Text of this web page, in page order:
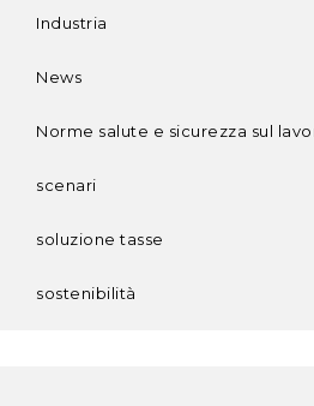
Industria
News
Norme salute e sicurezza sul
scenari
soluzione tasse
sostenibilità